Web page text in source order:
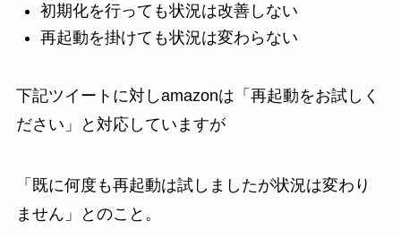
初期化を行っても状況は改善しない
再起動を掛けても状況は変わらない
下記ツイートに対しamazonは「再起動をお試しく
ださい」と対応していますが
「既に何度も再起動は試しましたが状況は変わり
ません」とのこと。